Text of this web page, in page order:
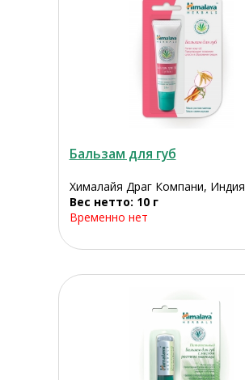
Бальзам для губ
Хималайя Драг Компани, Индия
Вес нетто: 10 г
Временно нет